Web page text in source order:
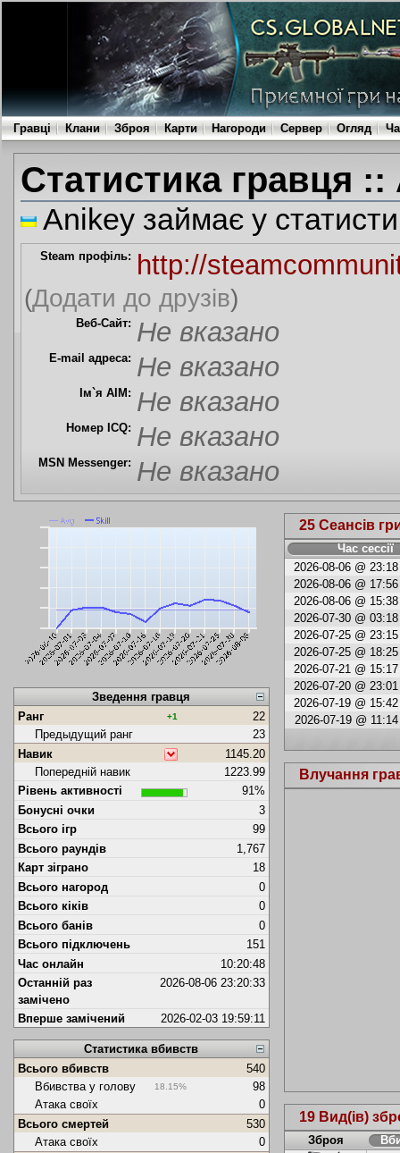
Гравці Клани Зброя Карти Нагороди Сервер Огляд
Статистика гравця
Anikey займає у
Steam профіль: http://
(Додати до друзів)
Веб-Сайт: Не вказано
E-mail адреса: Не вказано
Ім`я AIM: Не вказано
Номер ICQ: Не вказано
MSN Messenger: Не вказано
Зведення гравця
Ранг
+1
22
Предыдущий ранг
23
Навик
1145.20
Попередній навик
1223.99
Рівень активності
91%
Бонусні очки
3
Всього ігр
99
Всього раундів
1,767
Карт зіграно
18
Всього нагород
0
Всього кіків
0
Всього банів
0
Всього підключень
151
Час онлайн
10:20:48
Останній раз
замічено
2026-08-06 23:20:33
Вперше замічений 2026-02-03 19:59:11
Статистика вбивств
Всього вбивств
540
Вбивства у голову
18.15%
98
Атака своїх
0
Всього смертей
530
Атака своїх
0
25 Сеансів
Час сессії
2026-08-06 @
2026-08-06 @
2026-08-06 @
2026-07-30 @
2026-07-25 @
2026-07-25 @
2026-07-21 @
2026-07-20 @
2026-07-19 @
2026-07-19 @
Влучання
19 Вид(ів)
Зброя